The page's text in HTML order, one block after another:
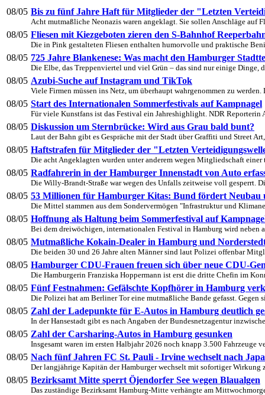
08/05 Bis zu fünf Jahre Haft für Mitglieder der "Letzten
Acht mutmaßliche Neonazis waren angeklagt. Sie sollen Anschläge auf
08/05 Fliesen mit Kiezgeboten zieren den S-Bahnhof
Die in Pink gestalteten Fliesen enthalten humorvolle und praktische
08/05 725 Jahre Blankenese: Was macht den Hamburger
Die Elbe, das Treppenviertel und viel Grün – das sind nur einige Dinge,
08/05 Azubi-Suche auf Instagram und TikTok
Viele Firmen müssen ins Netz, um überhaupt wahrgenommen zu werden.
08/05 Start des Internationalen Sommerfestivals auf Kampnagel
Für viele Kunstfans ist das Festival ein Jahreshighlight. NDR Reporterin
08/05 Diskussion um Sternbrücke: Wird aus Grau bald bunt?
Laut der Bahn gibt es Gespräche mit der Stadt über Graffiti und Street
08/05 Haftstrafen für Mitglieder der "Letzten
Die acht Angeklagten wurden unter anderem wegen Mitgliedschaft einer
08/05 Radfahrerin in der Hamburger Innenstadt von Auto
Die Willy-Brandt-Straße war wegen des Unfalls zeitweise voll gesperrt.
08/05 53 Millionen für Hamburger Kitas: Bund fördert Neubau
Die Mittel stammen aus dem Sondervermögen "Infrastruktur und
08/05 Hoffnung als Haltung beim Sommerfestival auf
Bei dem dreiwöchigen, internationalen Festival in Hamburg wird neben
08/05 Mutmaßliche Kokain-Dealer in Hamburg und
Die beiden 30 und 26 Jahre alten Männer sind laut Polizei offenbar
08/05 Hamburger CDU-Frauen freuen sich über neue CDU-
Die Hamburgerin Franziska Hoppermann ist erst die dritte Chefin im
08/05 Fünf Festnahmen: Gefälschte Kopfhörer in Hamburg
Die Polizei hat am Berliner Tor eine mutmaßliche Bande gefasst. Gegen
08/05 Zahl der Ladepunkte für E-Autos in Hamburg deutlich
In der Hansestadt gibt es nach Angaben der Bundesnetzagentur
08/05 Zahl der Carsharing-Autos in Hamburg gesunken
Insgesamt waren im ersten Halbjahr 2026 noch knapp 3.500 Fahrzeuge
08/05 Nach fünf Jahren FC St. Pauli - Irvine wechselt nach
Der langjährige Kapitän der Hamburger wechselt mit sofortiger Wirkung
08/05 Bezirksamt Mitte sperrt Öjendorfer See wegen Blaualgen
Das zuständige Bezirksamt Hamburg-Mitte verhängte am